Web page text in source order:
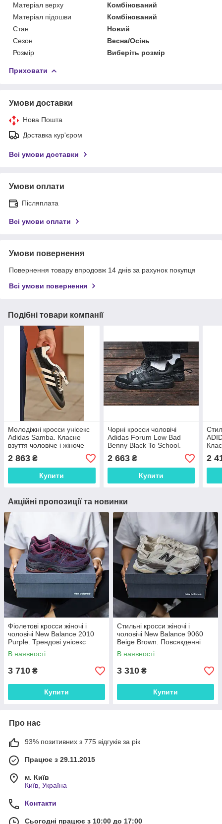
Матеріал верху
Комбінований
Матеріал підошви
Комбінований
Стан
Новий
Сезон
Весна/Осінь
Розмір
Виберіть розмір
Приховати
Умови доставки
Нова Пошта
Доставка кур'єром
Всі умови доставки
Умови оплати
Післяплата
Всі умови оплати
Умови повернення
Повернення товару впродовж 14 днів за рахунок покупця
Всі умови повернення
Подібні товари компанії
Молодіжні кросси унісекс
Adidas Samba. Класне
взуття чоловіче і жіноче
Адідас Суперстар.
2 863 ₴
Купити
Чорні кросси чоловічі
Adidas Forum Low Bad
Benny Black To School.
Модні чоловічі кроссівки
Адідас Форум.
2 663₴
Купити
2
Акційні пропозиції та новинки
Фіолетові кросси жіночі і
чоловічі New Balance 2010
Purple. Трендові унісекс
кроссівки Нью Беленс 2010.
В наявності
3 710 ₴
Купити
Стильні кросси жіночі і
чоловічі New Balance 9060
Beige Brown. Повсякденні
унісекс кроссівки Нью Беленс
9060.
В наявності
3 310 ₴
Купити
Про нас
93% позитивних з 775 відгуків за рік
Працює з 29.11.2015
м. Київ
Київ, Україна
Контакти
Сьогодні працює з 10:00 до 17:00